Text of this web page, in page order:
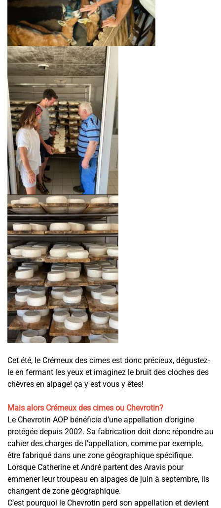
Cet été, le Crémeux des cimes est donc précieux, dégustez-
le en fermant les yeux et imaginez le bruit des cloches des
chèvres en alpage! ça y est vous y êtes!
Mais alors Crémeux des cimes ou Chevrotin?
Le Chevrotin AOP bénéficie d’une appellation d’origine
protégée depuis 2002. Sa fabrication doit donc répondre au
cahier des charges de l’appellation, comme par exemple,
être fabriqué dans une zone géographique spécifique.
Lorsque Catherine et André partent des Aravis pour
emmener leur troupeau en alpages de juin à septembre, ils
changent de zone géographique.
C’est pourquoi le Chevrotin perd son appellation et devient